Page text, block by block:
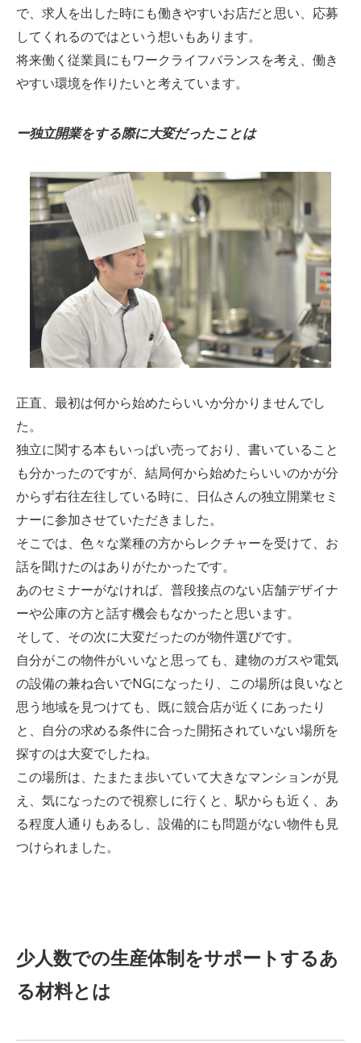
で、求人を出した時にも働きやすいお店だと思い、応募
してくれるのではという想いもあります。
将来働く従業員にもワークライフバランスを考え、働き
やすい環境を作りたいと考えています。
ー独立開業をする際に大変だったことは
正直、最初は何から始めたらいいか分かりませんでし
た。
独立に関する本もいっぱい売っており、書いていること
も分かったのですが、結局何から始めたらいいのかが分
からず右往左往している時に、日仏さんの独立開業セミ
ナーに参加させていただきました。
そこでは、色々な業種の方からレクチャーを受けて、お
話を聞けたのはありがたかったです。
あのセミナーがなければ、普段接点のない店舗デザイナ
ーや公庫の方と話す機会もなかったと思います。
そして、その次に大変だったのが物件選びです。
自分がこの物件がいいなと思っても、建物のガスや電気
の設備の兼ね合いでNGになったり、この場所は良いなと
思う地域を見つけても、既に競合店が近くにあったり
と、自分の求める条件に合った開拓されていない場所を
探すのは大変でしたね。
この場所は、たまたま歩いていて大きなマンションが見
え、気になったので視察しに行くと、駅からも近く、あ
る程度人通りもあるし、設備的にも問題がない物件も見
つけられました。
少人数での生産体制をサポートするあ
る材料とは